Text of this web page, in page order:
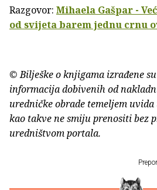
Razgovor: Mihaela Gašpar -
od svijeta barem jednu crnu
© Bilješke o knjigama izrađene
informacija dobivenih od
uredničke obrade temeljem
kao takve ne smiju prenositi bez
uredništvom portala.